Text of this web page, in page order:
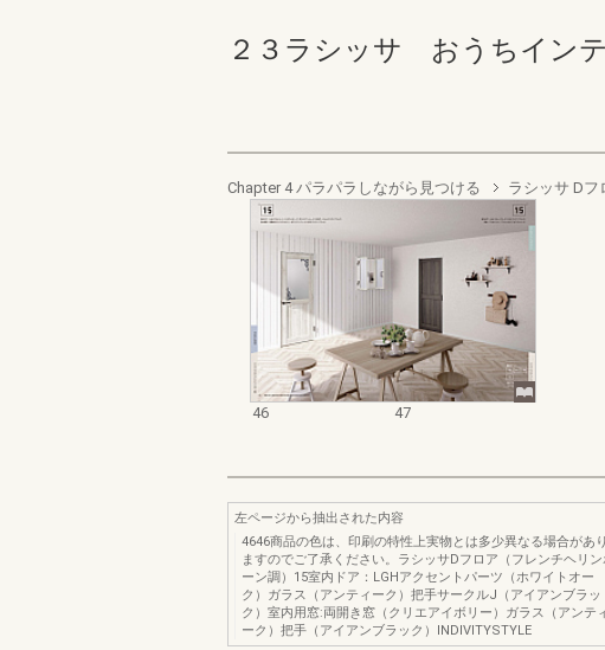
２３ラシッサ おうちイン
Chapter 4 パラパラしながら見つける ラシッサ Dフ
46 47
左ページから抽出された内容
4646商品の色は、印刷の特性上実物とは多少異なる場合があり
ますのでご了承ください。ラシッサDフロア（フレンチヘリン
ーン調）15室内ドア：LGHアクセントパーツ（ホワイトオー
ク）ガラス（アンティーク）把手サークルJ（アイアンブラッ
ク）室内用窓:両開き窓（クリエアイボリー）ガラス（アンテ
ーク）把手（アイアンブラック）INDIVITYSTYLE